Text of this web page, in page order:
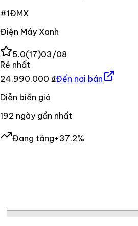
#1ĐMX
Điện Máy Xanh
5.0(17)03/08
Rẻ nhất
24.990.000 ₫Đến nơi bán
Diễn biến giá
192 ngày gần nhất
Đang tăng+37.2%